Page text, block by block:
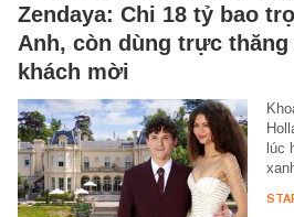
Zendaya: Chi 18 tỷ bao
Anh, còn dùng trực thăng
khách mời
lúc